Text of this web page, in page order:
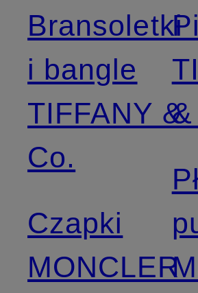
Bransoletki
i bangle
TIFFANY &
Co.
Czapki
MONCLER
&